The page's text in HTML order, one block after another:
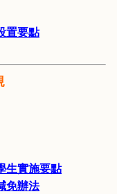
置要點
生實施要點
免辦法